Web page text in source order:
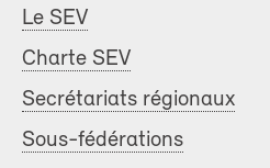
Le SEV
Charte SEV
Secrétariats régionaux
Sous-fédérations